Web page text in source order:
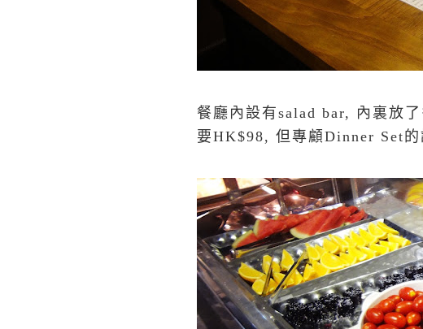
餐廳內設有salad bar, 內裏放
要HK$98, 但專顧Dinner Set